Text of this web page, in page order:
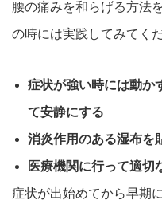
腰の痛みを和らげる方法
の時には実践してみてく
症状が強い時には動か
て安静にする
消炎作用のある湿布を
医療機関に行って適切
症状が出始めてから早期